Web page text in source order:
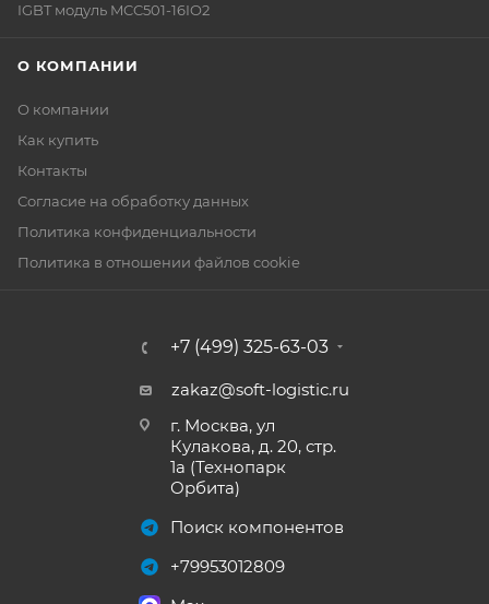
IGBT модуль MCC501-16IO2
О КОМПАНИИ
О компании
Как купить
Контакты
Согласие на обработку данных
Политика конфиденциальности
Политика в отношении файлов cookie
+7 (499) 325-63-03
zakaz@soft-logistic.ru
г. Москва, ул
Кулакова, д. 20, стр.
1а (Технопарк
Орбита)
Поиск компонентов
+79953012809